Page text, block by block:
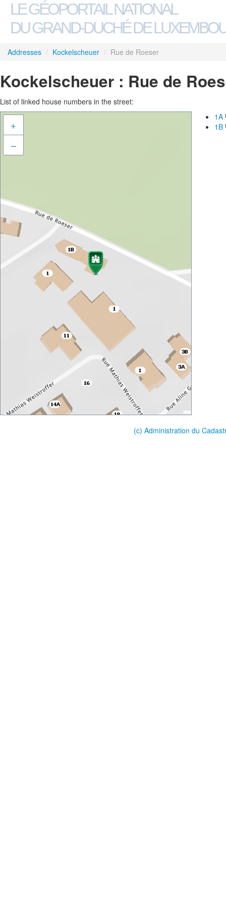
LE GÉOPORTAIL NATIONAL
DU GRAND-DUCHÉ DE
Addresses / Kockelscheuer / Rue de Roeser
Kockelscheuer : Rue de
List of linked house numbers in the street:
+
–
1A
1B
(c) Administration du